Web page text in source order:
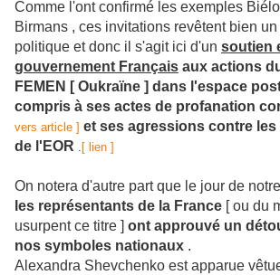
Comme l'ont confirmé les exemples
Birmans , ces invitations revêtent bien
politique et donc il s'agit ici d'un soutien
gouvernement Français aux actions
FEMEN [ Oukraïne ] dans l'espace
compris à ses actes de profanation
vers article ] et ses agressions contre
de l'EOR . [ lien ]
On notera d'autre part que le jour de
les représentants de la France [ ou du
usurpent ce titre ] ont approuvé un
nos symboles nationaux .
Alexandra Shevchenko est apparue